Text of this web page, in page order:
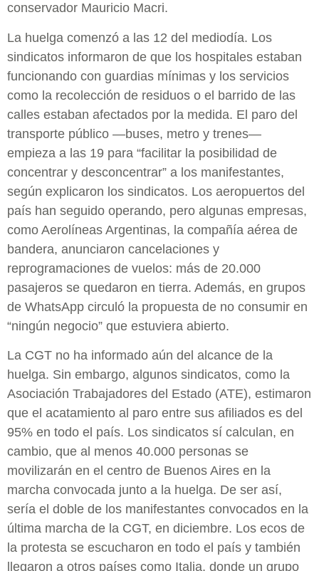
conservador Mauricio Macri.
La huelga comenzó a las 12 del mediodía. Los
sindicatos informaron de que los hospitales estaban
funcionando con guardias mínimas y los servicios
como la recolección de residuos o el barrido de las
calles estaban afectados por la medida. El paro del
transporte público —buses, metro y trenes—
empieza a las 19 para “facilitar la posibilidad de
concentrar y desconcentrar” a los manifestantes,
según explicaron los sindicatos. Los aeropuertos del
país han seguido operando, pero algunas empresas,
como Aerolíneas Argentinas, la compañía aérea de
bandera, anunciaron cancelaciones y
reprogramaciones de vuelos: más de 20.000
pasajeros se quedaron en tierra. Además, en grupos
de WhatsApp circuló la propuesta de no consumir en
“ningún negocio” que estuviera abierto.
La CGT no ha informado aún del alcance de la
huelga. Sin embargo, algunos sindicatos, como la
Asociación Trabajadores del Estado (ATE), estimaron
que el acatamiento al paro entre sus afiliados es del
95% en todo el país. Los sindicatos sí calculan, en
cambio, que al menos 40.000 personas se
movilizarán en el centro de Buenos Aires en la
marcha convocada junto a la huelga. De ser así,
sería el doble de los manifestantes convocados en la
última marcha de la CGT, en diciembre. Los ecos de
la protesta se escucharon en todo el país y también
llegaron a otros países como Italia, donde un grupo